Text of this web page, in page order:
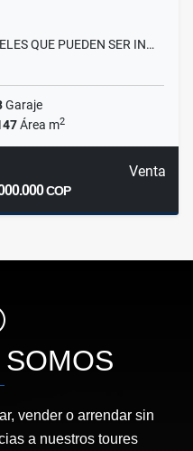
QUE PUEDEN SER IN…
Garaje
Área m2
Venta
COP
vender o arrendar sin
a nuestros toures